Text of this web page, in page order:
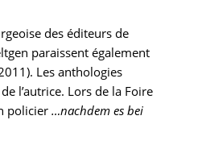
des éditeurs de
paraissent également
Les anthologies
l’autrice. Lors de la Foire
policier …nachdem es bei